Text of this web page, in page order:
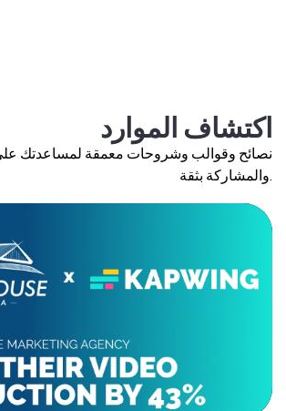
اكتشاف الموارد
نصائح وقوالب وشروحات معمقة لمساعدتك